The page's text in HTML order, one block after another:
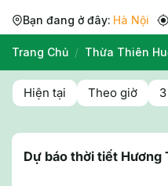
Bạn đang ở đây: Hà Nội
Trang Chủ / Thừa Thiên
Hiện tại Theo giờ
Dự báo thời tiết Hương